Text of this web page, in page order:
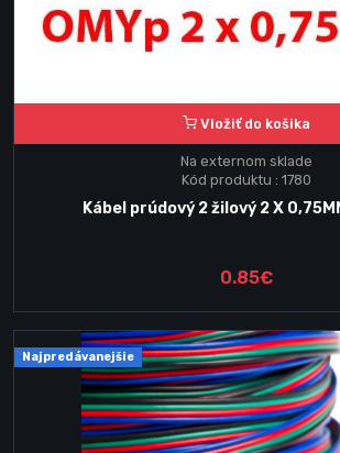
Vložiť do košika
Na externom sklade
Kód produktu : 1780
Kábel prúdový 2 žilový 2 X
0.85€
Najpredávanejšie